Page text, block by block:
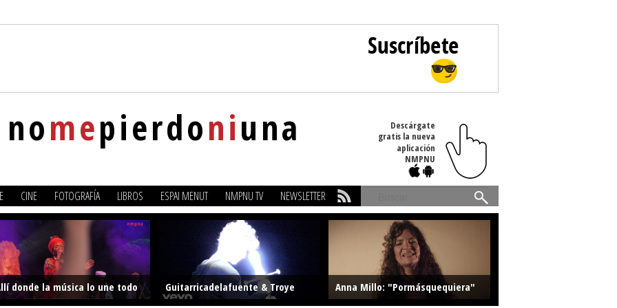
nomepierdoniuna
Descárgate
gratis la nueva
aplicación
NMPNU
CINE FOTOGRAFÍA LIBROS ESPAI MENUT NMPNU TV NEWSLETTER
Buscar
donde la música lo une todo
Guitarricadelafuente & Troye
Anna Millo: "Pormásquequiera"